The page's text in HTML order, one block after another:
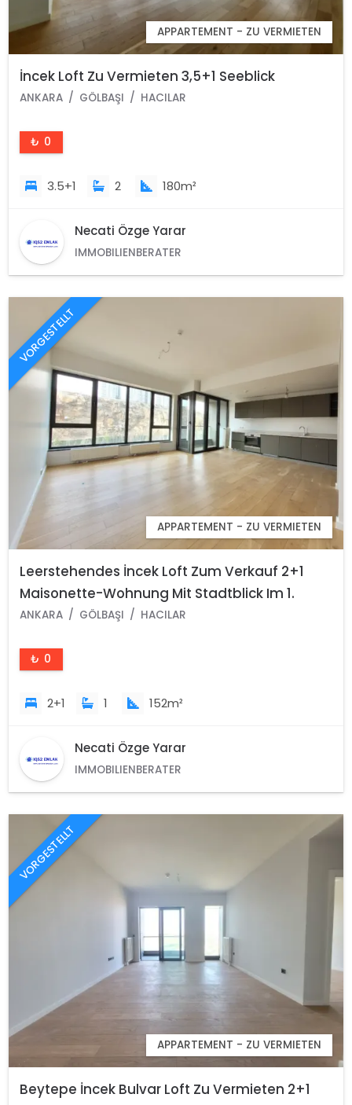
APPARTEMENT - ZU VERMIETEN
İncek Loft Zu Vermieten 3,5+1 Seeblick
ANKARA GÖLBAŞI HACILAR
₺ 0
3.5+1 2 180m²
Necati Özge Yarar
IMMOBILIENBERATER
VORGESTELLT
APPARTEMENT - ZU VERMIETEN
Leerstehendes İncek Loft Zum Verkauf 2+1
Maisonette-Wohnung Mit Stadtblick Im 1.
Stock
ANKARA GÖLBAŞI HACILAR
₺ 0
2+1 1 152m²
Necati Özge Yarar
IMMOBILIENBERATER
VORGESTELLT
APPARTEMENT - ZU VERMIETEN
Beytepe İncek Bulvar Loft Zu Vermieten 2+1